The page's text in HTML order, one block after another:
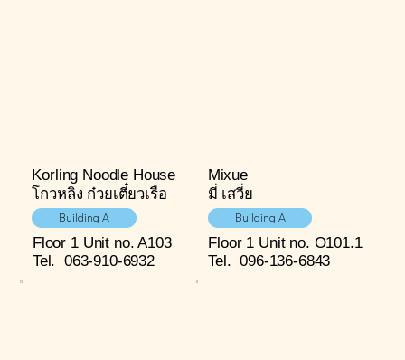
Korling Noodle House
โกวหลิง ก๋วยเตี๋ยวเรือ
Building A
Floor 1 Unit no. A103
Tel. 063-910-6932
Mixue
มี่ เสวี่ย
Building A
Floor 1 Unit no. O101.1
Tel. 096-136-6843